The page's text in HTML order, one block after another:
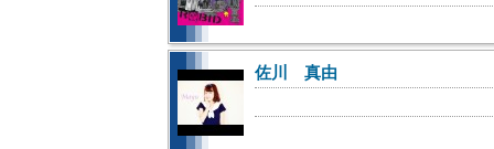
佐川 真由